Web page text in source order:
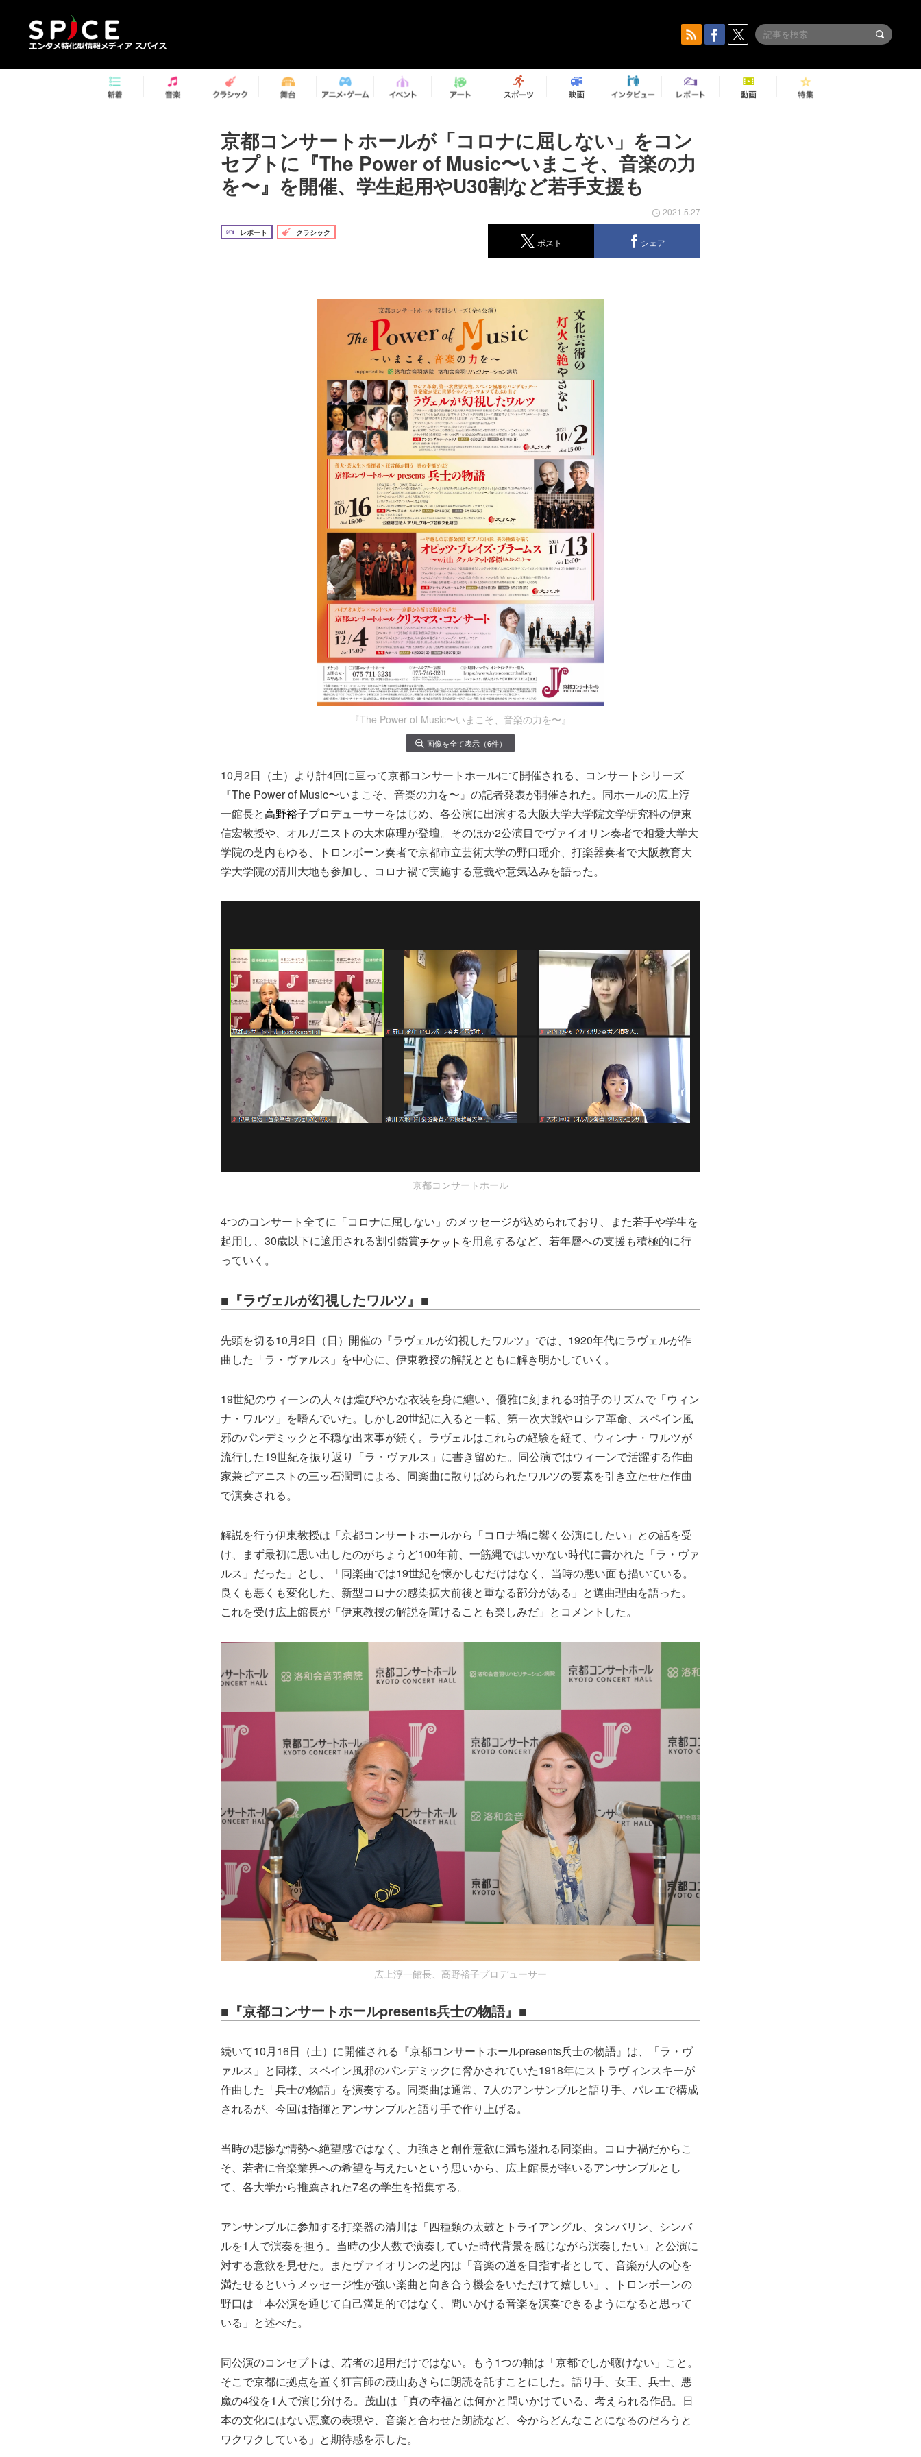
京都コンサートホールが「コロナに屈しない」をコン
セプトに『The Power of Music〜いまこそ、音楽の力
を〜』を開催、学生起用やU30割など若手支援も
レポート クラシック
2021.5.27
ポスト シェア
『The Power of Music〜いまこそ、音楽の力を〜』
画像を全て表示（6件）
10月2日（土）より計4回に亘って京都コンサートホールにて開催される、コンサートシリーズ
『The Power of Music〜いまこそ、音楽の力を〜』の記者発表が開催された。同ホールの広上淳
一館長と高野裕子プロデューサーをはじめ、各公演に出演する大阪大学大学院文学研究科の伊東
信宏教授や、オルガニストの大木麻理が登壇。そのほか2公演目でヴァイオリン奏者で相愛大学大
学院の芝内もゆる、トロンボーン奏者で京都市立芸術大学の野口瑶介、打楽器奏者で大阪教育大
学大学院の清川大地も参加し、コロナ禍で実施する意義や意気込みを語った。
京都コンサートホール
4つのコンサート全てに「コロナに屈しない」のメッセージが込められており、また若手や学生を
起用し、30歳以下に適用される割引鑑賞
を用意するなど、若年層への支援も積極的に行
っていく。
■『ラヴェルが幻視したワルツ』■
先頭を切る10月2日（日）開催の『ラヴェルが幻視したワルツ』では、1920年代にラヴェルが作
曲した「ラ・ヴァルス」を中心に、伊東教授の解説とともに解き明かしていく。
19世紀のウィーンの人々は煌びやかな衣装を身に纏い、優雅に刻まれる3拍子のリズムで「ウィン
ナ・ワルツ」を嗜んでいた。しかし20世紀に入ると一転、第一次大戦やロシア革命、スペイン風
邪のパンデミックと不穏な出来事が続く。ラヴェルはこれらの経験を経て、ウィンナ・ワルツが
流行した19世紀を振り返り「ラ・ヴァルス」に書き留めた。同公演ではウィーンで活躍する作曲
家兼ピアニストの三ッ石潤司による、同楽曲に散りばめられたワルツの要素を引き立たせた作曲
で演奏される。
解説を行う伊東教授は「京都コンサートホールから「コロナ禍に響く公演にしたい」との話を受
け、まず最初に思い出したのがちょうど100年前、一筋縄ではいかない時代に書かれた「ラ・ヴァ
ルス」だった」とし、「同楽曲では19世紀を懐かしむだけはなく、当時の悪い面も描いている。
良くも悪くも変化した、新型コロナの感染拡大前後と重なる部分がある」と選曲理由を語った。
これを受け広上館長が「伊東教授の解説を聞けることも楽しみだ」とコメントした。
広上淳一館長、高野裕子プロデューサー
■『京都コンサートホールpresents兵士の物語』■
続いて10月16日（土）に開催される『京都コンサートホールpresents兵士の物語』は、「ラ・ヴ
ァルス」と同様、スペイン風邪のパンデミックに脅かされていた1918年にストラヴィンスキーが
作曲した「兵士の物語」を演奏する。同楽曲は通常、7人のアンサンブルと語り手、バレエで構成
されるが、今回は指揮とアンサンブルと語り手で作り上げる。
当時の悲惨な情勢へ絶望感ではなく、力強さと創作意欲に満ち溢れる同楽曲。コロナ禍だからこ
そ、若者に音楽業界への希望を与えたいという思いから、広上館長が率いるアンサンブルとし
て、各大学から推薦された7名の学生を招集する。
アンサンブルに参加する打楽器の清川は「四種類の太鼓とトライアングル、タンバリン、シンバ
ルを1人で演奏を担う。当時の少人数で演奏していた時代背景を感じながら演奏したい」と公演に
対する意欲を見せた。またヴァイオリンの芝内は「音楽の道を目指す者として、音楽が人の心を
満たせるというメッセージ性が強い楽曲と向き合う機会をいただけて嬉しい」、トロンボーンの
野口は「本公演を通じて自己満足的ではなく、問いかける音楽を演奏できるようになると思って
いる」と述べた。
同公演のコンセプトは、若者の起用だけではない。もう1つの軸は「京都でしか聴けない」こと。
そこで京都に拠点を置く狂言師の茂山あきらに朗読を託すことにした。語り手、女王、兵士、悪
魔の4役を1人で演じ分ける。茂山は「真の幸福とは何かと問いかけている、考えられる作品。日
本の文化にはない悪魔の表現や、音楽と合わせた朗読など、今からどんなことになるのだろうと
ワクワクしている」と期待感を示した。